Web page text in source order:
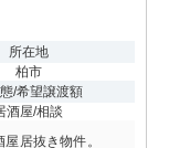
所在地
柏市
/希望譲渡額
酒屋/相談
居抜き物件。